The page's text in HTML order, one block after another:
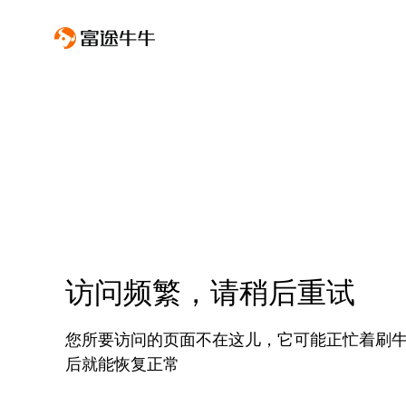
访问频繁，请稍后重试
您所要访问的页面不在这儿，它可能正忙着刷
后就能恢复正常